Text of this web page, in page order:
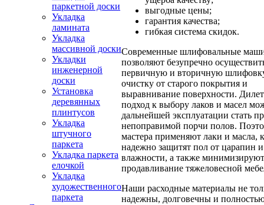
паркетной доски
Укладка
ламината
Укладка
массивной доски
Укладки
инженерной
доски
Установка
деревянных
плинтусов
Укладка
штучного
паркета
Укладка паркета
елочкой
Укладка
художественного
паркета
выгодные цены;
гарантия качества;
гибкая система скидок.
Современные шлифовальные
позволяют безупречно
первичную и вторичную
очистку от старого покрытия и
выравнивание поверхности.
подход к выбору лаков и масел
дальнейшей эксплуатации стать
непоправимой порчи полов.
мастера применяют лаки и масла,
надежно защитят пол от царапин и
влажности, а также минимизируют
продавливание тяжеловесной
Наши расходные материалы не
надежны, долговечны и